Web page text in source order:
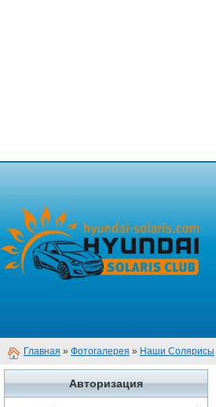
Главная » Фотогалерея » Наши Солярисы
Авторизация